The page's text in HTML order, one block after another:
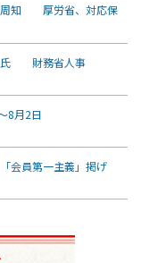
周知 厚労省、対応保
氏 財務省人事
8月2日
員第一主義」掲げ